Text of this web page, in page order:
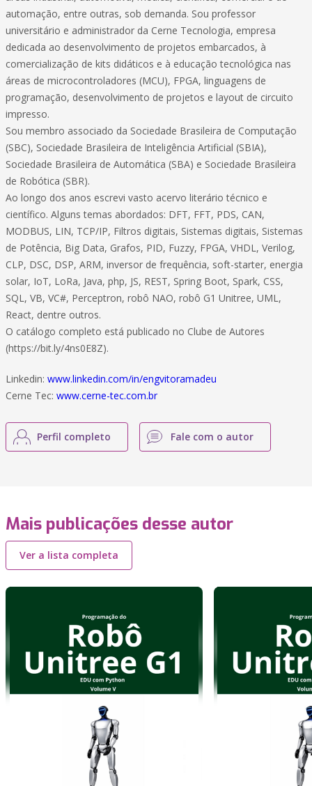
automação, entre outras, sob demanda. Sou professor
universitário e administrador da Cerne Tecnologia, empresa
dedicada ao desenvolvimento de projetos embarcados, à
comercialização de kits didáticos e à educação tecnológica nas
áreas de microcontroladores (MCU), FPGA, linguagens de
programação, desenvolvimento de projetos e layout de circuito
impresso.
Sou membro associado da Sociedade Brasileira de Computação
(SBC), Sociedade Brasileira de Inteligência Artificial (SBIA),
Sociedade Brasileira de Automática (SBA) e Sociedade Brasileira
de Robótica (SBR).
Ao longo dos anos escrevi vasto acervo literário técnico e
científico. Alguns temas abordados: DFT, FFT, PDS, CAN,
MODBUS, LIN, TCP/IP, Filtros digitais, Sistemas digitais, Sistemas
de Potência, Big Data, Grafos, PID, Fuzzy, FPGA, VHDL, Verilog,
CLP, DSC, DSP, ARM, inversor de frequência, soft-starter, energia
solar, IoT, LoRa, Java, php, JS, REST, Spring Boot, Spark, CSS,
SQL, VB, VC#, Perceptron, robô NAO, robô G1 Unitree, UML,
React, dentre outros.
O catálogo completo está publicado no Clube de Autores
(https://bit.ly/4ns0E8Z).
Linkedin: www.linkedin.com/in/engvitoramadeu
Cerne Tec: www.cerne-tec.com.br
Perfil completo Fale com o autor
Mais publicações desse autor
Ver a lista completa